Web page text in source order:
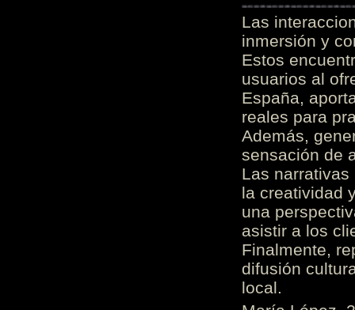
Las
inmersión y
Estos
usuarios al
España,
reales para
Además,
sensación de
Las
la creatividad
una
asistir a los
Finalmente,
difusión
local.